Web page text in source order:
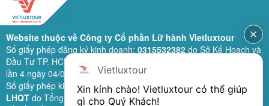
Website thuộc về Công ty Cổ phần Lữ hành Vietluxtour
Số giấy phép đăng ký kinh doanh: 0315532382do Sở Kế Hoạch và
Đầu Tư TP. HCM cấp lần đầu ngày 28/02/2019 (sửa đổi bổ sung
lần 4 ngày 04/06/2024).
Số giấy phép kinh doanh lữ hành quốc tế:79-1111/2019/TCDL-GP
LHQTdo Tổng Cục Du Lịch (nay là Cục Du lịch quốc gia Việt Nam)
Vietluxtour
Xin kính chào! Vietluxtour có thể giúp
gì cho Quý Khách!